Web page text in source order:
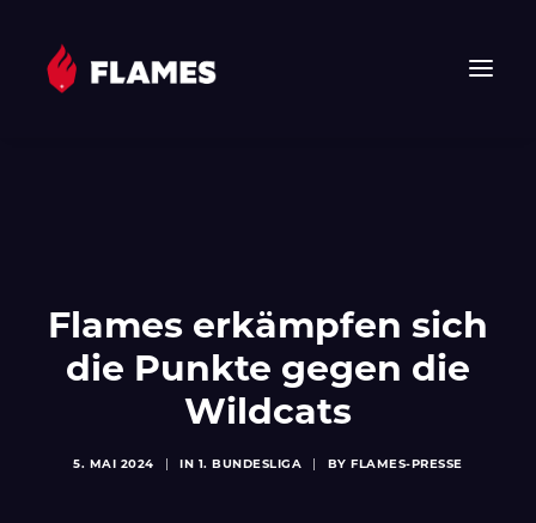
JUGEND
VEREIN
SPONSOREN & PARTNER
Flames erkämpfen sich
die Punkte gegen die
Wildcats
5. MAI 2024 IN 1. BUNDESLIGA BY FLAMES-PRESSE